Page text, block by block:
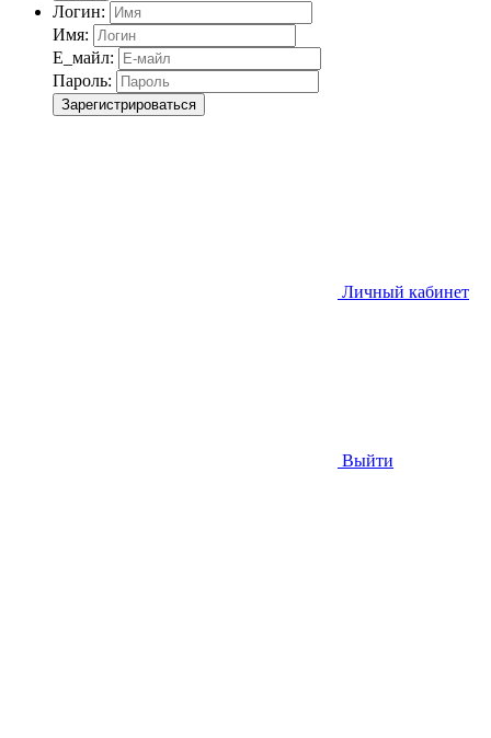
Логин:
Имя:
Е_майл:
Пароль:
Зарегистрироваться
Личный кабинет
Выйти